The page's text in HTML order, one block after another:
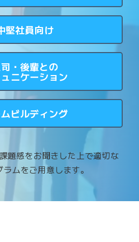
堅社員向け
司・後輩との
ニケーション
ビルディング
題感をお聞きした上で適切な
ムをご用意します。